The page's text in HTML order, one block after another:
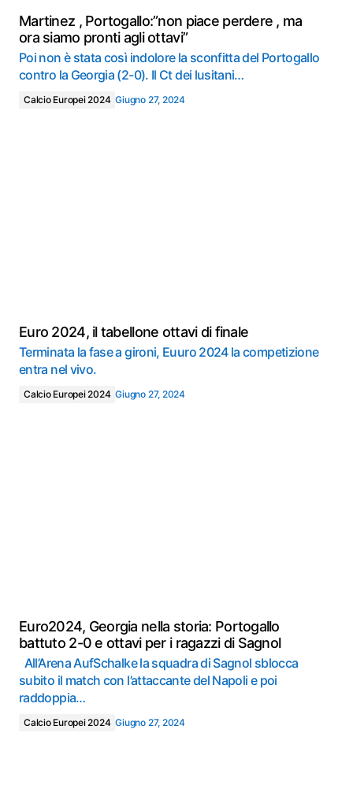
Martinez , Portogallo:”non piace perdere , ma
ora siamo pronti agli ottavi”
Poi non è stata così indolore la sconfitta del Portogallo
contro la Georgia (2-0). Il Ct dei lusitani…
Calcio Europei 2024 Giugno 27, 2024
Euro 2024, il tabellone ottavi di finale
Terminata la fase a gironi, Euuro 2024 la competizione
entra nel vivo.
Calcio Europei 2024 Giugno 27, 2024
Euro2024, Georgia nella storia: Portogallo
battuto 2-0 e ottavi per i ragazzi di Sagnol
All’Arena AufSchalke la squadra di Sagnol sblocca
subito il match con l’attaccante del Napoli e poi
raddoppia…
Calcio Europei 2024 Giugno 27, 2024